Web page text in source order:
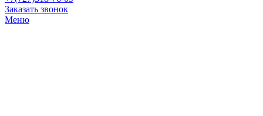
Заказать звонок
Меню